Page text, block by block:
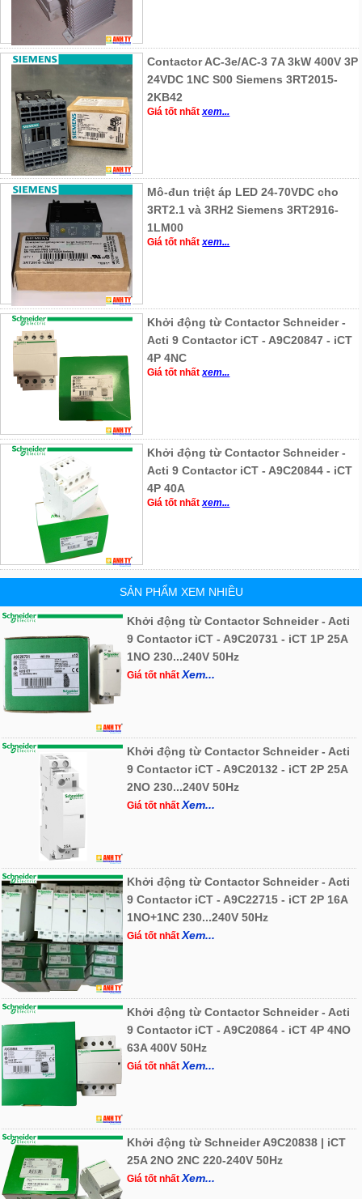
Contactor AC-3e/AC-3 7A 3kW 400V 3P
24VDC 1NC S00 Siemens 3RT2015-
2KB42
Giá tốt nhấtxem...
Mô-đun triệt áp LED 24-70VDC cho
3RT2.1 và 3RH2 Siemens 3RT2916-
1LM00
Giá tốt nhấtxem...
Khởi động từ Contactor Schneider -
Acti 9 Contactor iCT - A9C20847 - iCT
4P 4NC
Giá tốt nhấtxem...
Khởi động từ Contactor Schneider -
Acti 9 Contactor iCT - A9C20844 - iCT
4P 40A
Giá tốt nhấtxem...
SẢN PHẨM XEM NHIỀU
Khởi động từ Contactor Schneider - Acti
9 Contactor iCT - A9C20731 - iCT 1P 25A
1NO 230...240V 50Hz
Giá tốt nhấtXem...
Khởi động từ Contactor Schneider - Acti
9 Contactor iCT - A9C20132 - iCT 2P 25A
2NO 230...240V 50Hz
Giá tốt nhấtXem...
Khởi động từ Contactor Schneider - Acti
9 Contactor iCT - A9C22715 - iCT 2P 16A
1NO+1NC 230...240V 50Hz
Giá tốt nhấtXem...
Khởi động từ Contactor Schneider - Acti
9 Contactor iCT - A9C20864 - iCT 4P 4NO
63A 400V 50Hz
Giá tốt nhấtXem...
Khởi động từ Schneider A9C20838 | iCT
25A 2NO 2NC 220-240V 50Hz
Giá tốt nhấtXem...